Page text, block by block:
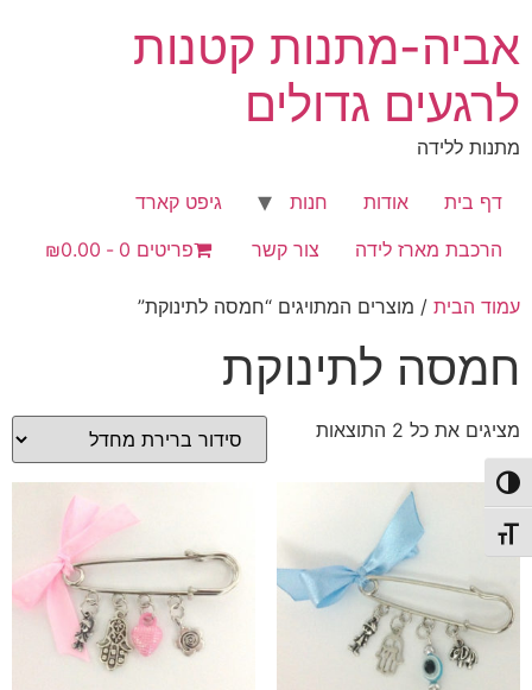
הפעל/כבה ניגודיות גבוהה
מתג גודל גופן
לתוכן
אביה-מתנות קטנות
לרגעים גדולים
מתנות ללידה
דף בית אודות חנות
גיפט קארד
הרכבת מארז לידה
צור קשר פריטים 0 ₪0.00
עמוד הבית / מוצרים המתויגים “חמסה לתינוקת”
חמסה לתינוקת
מציגים את כל ⁦2⁩ התוצאות